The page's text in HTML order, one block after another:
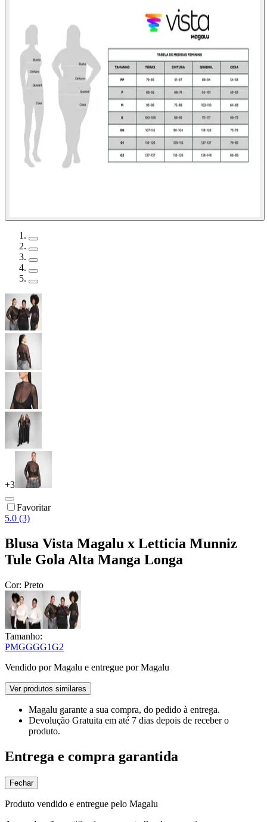
+3
Favoritar
5.0 (3)
Blusa Vista Magalu x Letticia Munniz
Tule Gola Alta Manga Longa
Cor: Preto
Tamanho:
PMGGGG1G2
Vendido porMagalu e entregue por Magalu
Ver produtos similares
Magalu garante a sua compra, do pedido à entrega.
Devolução Gratuita em até 7 dias depois de receber o
produto.
Entrega e compra garantida
Fechar
Produto vendido e entregue pelo Magalu